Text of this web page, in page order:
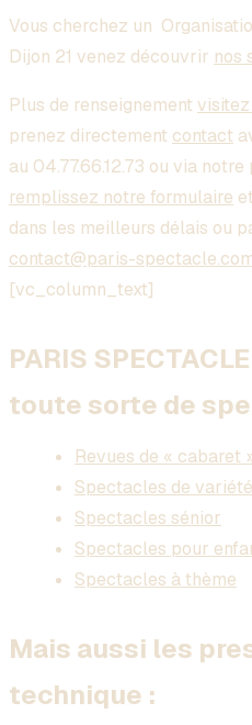
Vous cherchez un
Dijon 21 venez découvrir nos
Plus de renseignement
prenez directement contact
au 04.77.66.12.73 ou via notre
remplissez notre formulaire
dans les meilleurs délais ou
contact@paris-
[vc_column_text]
PARIS
toute sorte de
Revues de « cabaret
Spectacles de variété
Spectacles sénior
Spectacles pour
Spectacles à thème
Mais aussi les
technique :